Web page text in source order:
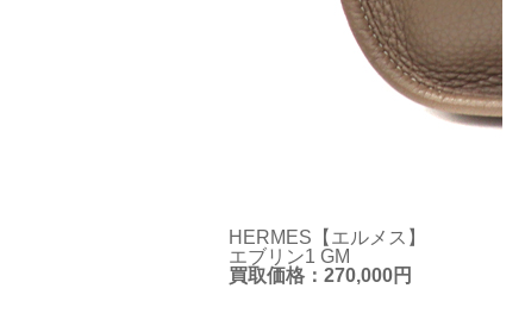
HERMES【エルメス】
エブリン1 GM
買取価格：270,000円